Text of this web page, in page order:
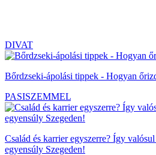
DIVAT
Bőrdzseki-ápolási tippek - Hogyan
PASISZEMMEL
Család és karrier egyszerre? Így
egyensúly Szegeden!